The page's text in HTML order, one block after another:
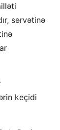
sərvətinə
keçidi